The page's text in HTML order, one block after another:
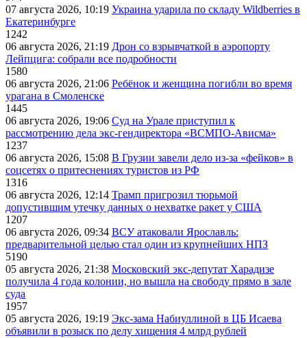
07 августа 2026, 10:19 Украина ударила по складу Wildberries в
Екатеринбурге
1242
06 августа 2026, 21:19 Дрон со взрывчаткой в аэропорту
Лейпцига: собрали все подробности
1580
06 августа 2026, 21:06 Ребёнок и женщина погибли во время
урагана в Смоленске
1445
06 августа 2026, 19:06 Суд на Урале приступил к
рассмотрению дела экс-гендиректора «ВСМПО-Ависма»
1237
06 августа 2026, 15:08 В Грузии завели дело из-за «фейков» в
соцсетях о притеснениях туристов из РФ
1316
06 августа 2026, 12:14 Трамп пригрозил тюрьмой
допустившим утечку данных о нехватке ракет у США
1207
06 августа 2026, 09:34 ВСУ атаковали Ярославль:
предварительной целью стал один из крупнейших НПЗ
5190
05 августа 2026, 21:38 Московский экс-депутат Харадизе
получила 4 года колонии, но вышла на свободу прямо в зале
суда
1957
05 августа 2026, 19:19 Экс-зама Набиуллиной в ЦБ Исаева
объявили в розыск по делу хищения 4 млрд рублей